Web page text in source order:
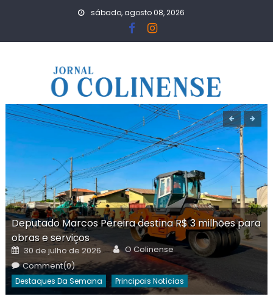
sábado, agosto 08, 2026
Deputado Marcos Pereira destina R$ 3 milhões para
obras e serviços
Posted
on
30 de julho de 2026 Author
O Colinense
Comment(0)
Destaques Da Semana Principais Notícias